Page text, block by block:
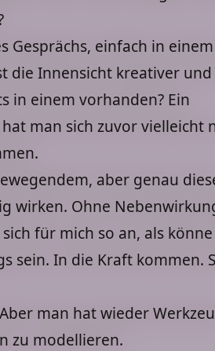
Gesprächs, einfach in
die Innensicht kreativer
in einem vorhanden? Ein
man sich zuvor vielleicht
aber genau
wirken. Ohne
für mich so an, als
sein. In die Kraft kommen.
man hat wieder
zu modellieren.